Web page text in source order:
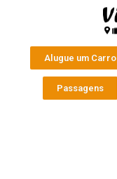
Alugue um Carro
Passagens